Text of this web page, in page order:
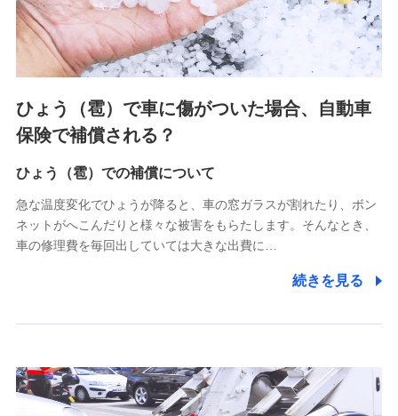
3.セミナー募集サイトから取得した個人情報
各種セミナーの案内、開催のため
上記に係る連絡・手続き・管理等付帯業務を行うため
4.家族・友達紹介にて取得した個人情報
被紹介者への連絡、及び当社と取引のあるもしくは委託を受
けている保険会社・提携会社の保険その他に関する情報を提
供し、金融商品等の契約を勧奨するため
アンケートやキャンペーン等の実施のため
上記に係る連絡・手続き・管理等付帯業務を行うため
5.通話録音にて取得する情報
7.社員（従業者）の個人情報
人事･勤怠･健康・労務等の管理、給与支給、福利厚生・採用
ひょう（雹）で車に傷がついた場合、自動車
保険で補償される？
ひょう（雹）での補償について
急な温度変化でひょうが降ると、車の窓ガラスが割れたり、ボン
ネットがへこんだりと様々な被害をもらたします。そんなとき、
車の修理費を毎回出していては大きな出費に…
続きを見る